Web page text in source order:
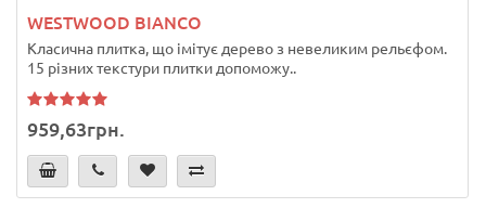
WESTWOOD BIANCO
Класична плитка, що імітує дерево з невеликим рельєфом.
15 різних текстури плитки допоможу..
959,63грн.